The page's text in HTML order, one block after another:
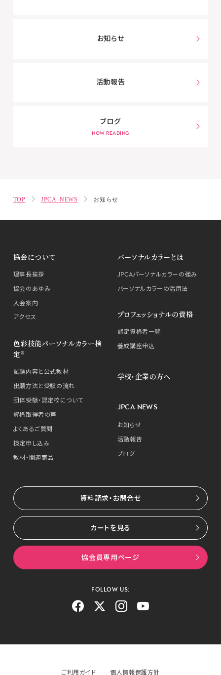
お知らせ
活動報告
ブログ
TOP JPCA NEWS お知らせ
協会について
理事長挨拶
協会のあゆみ
入会案内
アクセス
パーソナルカラーとは
JPCAパーソナルカラーの強み
パーソナルカラーの活用法
色彩技能パーソナルカラー検
定®
試験内容と公式教材
出願方法と受験の流れ
団体受験・認定校について
資格取得者の声
よくあるご質問
検定申し込み
教材・関連商品
プロフェッショナルの資格
認定資格者一覧
養成講座申込
学校・企業の方へ
JPCA NEWS
お知らせ
活動報告
ブログ
資料請求・お問合せ
カートを見る
協会員専用ページ
FOLLOW US:
ご利用ガイド 個人情報保護方針